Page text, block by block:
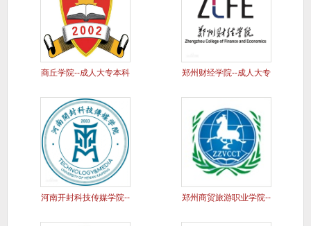
商丘学院--成人大专本科 郑州财经学院--成人大专
河南开封科技传媒学院-- 郑州商贸旅游职业学院--